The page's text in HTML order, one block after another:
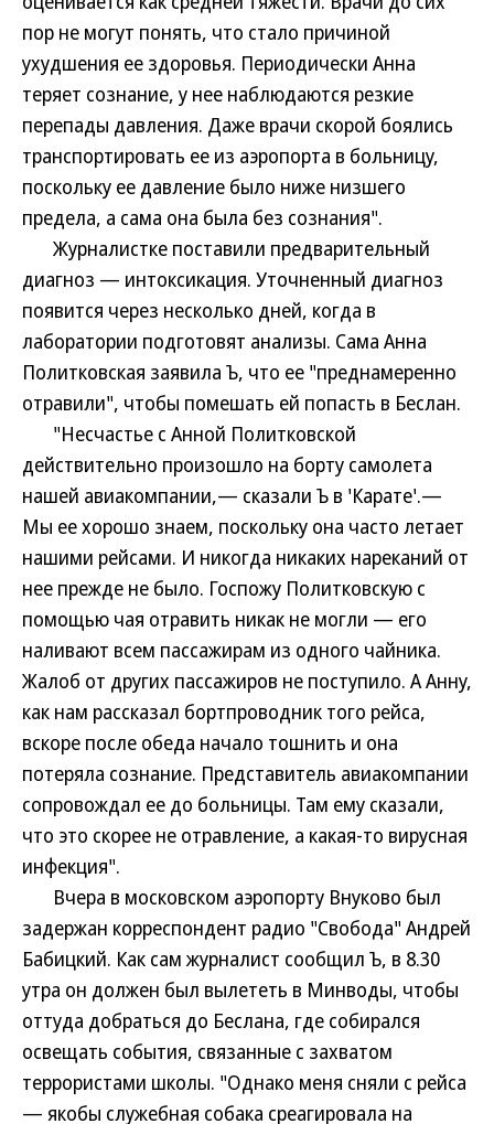
пор не могут понять, что стало причиной
ухудшения ее здоровья. Периодически Анна
теряет сознание, у нее наблюдаются резкие
перепады давления. Даже врачи скорой боялись
транспортировать ее из аэропорта в больницу,
поскольку ее давление было ниже низшего
предела, а сама она была без сознания".
Журналистке поставили предварительный
диагноз — интоксикация. Уточненный диагноз
появится через несколько дней, когда в
лаборатории подготовят анализы. Сама Анна
Политковская заявила Ъ, что ее "преднамеренно
отравили", чтобы помешать ей попасть в Беслан.
"Несчастье с Анной Политковской
действительно произошло на борту самолета
нашей авиакомпании,— сказали Ъ в 'Карате'.—
Мы ее хорошо знаем, поскольку она часто летает
нашими рейсами. И никогда никаких нареканий от
нее прежде не было. Госпожу Политковскую с
помощью чая отравить никак не могли — его
наливают всем пассажирам из одного чайника.
Жалоб от других пассажиров не поступило. А Анну,
как нам рассказал бортпроводник того рейса,
вскоре после обеда начало тошнить и она
потеряла сознание. Представитель авиакомпании
сопровождал ее до больницы. Там ему сказали,
что это скорее не отравление, а какая-то вирусная
инфекция".
Вчера в московском аэропорту Внуково был
задержан корреспондент радио "Свобода" Андрей
Бабицкий. Как сам журналист сообщил Ъ, в 8.30
утра он должен был вылететь в Минводы, чтобы
оттуда добраться до Беслана, где собирался
освещать события, связанные с захватом
террористами школы. "Однако меня сняли с рейса
— якобы служебная собака среагировала на